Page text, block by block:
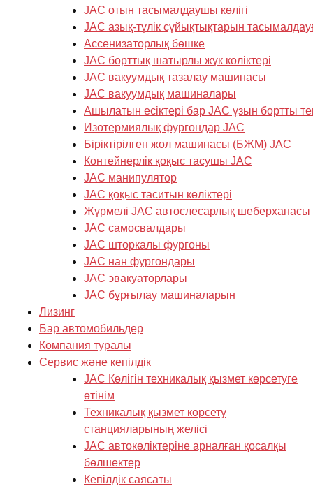
JAC отын тасымалдаушы көлігі
JAC азық-түлік сұйықтықтарын
Ассенизаторлық бөшке
JAC борттық шатырлы жүк көліктері
JAC вакуумдық тазалау машинасы
JAC вакуумдық машиналары
Ашылатын есіктері бар JAC ұзын бортты
Изотермиялық фургондар JAC
Біріктірілген жол машинасы (БЖМ) JAC
Контейнерлік қоқыс тасушы JAC
JAC манипулятор
JAC қоқыс таситын көліктері
Жүрмелі JAC автослесарлық шеберханасы
JAC самосвалдары
JAC шторкалы фургоны
JAC нан фургондары
JAC эвакуаторлары
JAC бұрғылау машиналарын
Лизинг
Бар автомобильдер
Компания туралы
Cервис және кепілдік
JAC Көлігін техникалық қызмет көрсетуге
өтінім
Техникалық қызмет көрсету
станцияларының желісі
JAC автокөліктеріне арналған қосалқы
бөлшектер
Кепілдік саясаты